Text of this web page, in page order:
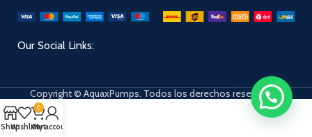
Our Social Links:
Copyright © AquaxPumps. Todos los derechos reservados.
ShopWishlist
0
Cart
My account